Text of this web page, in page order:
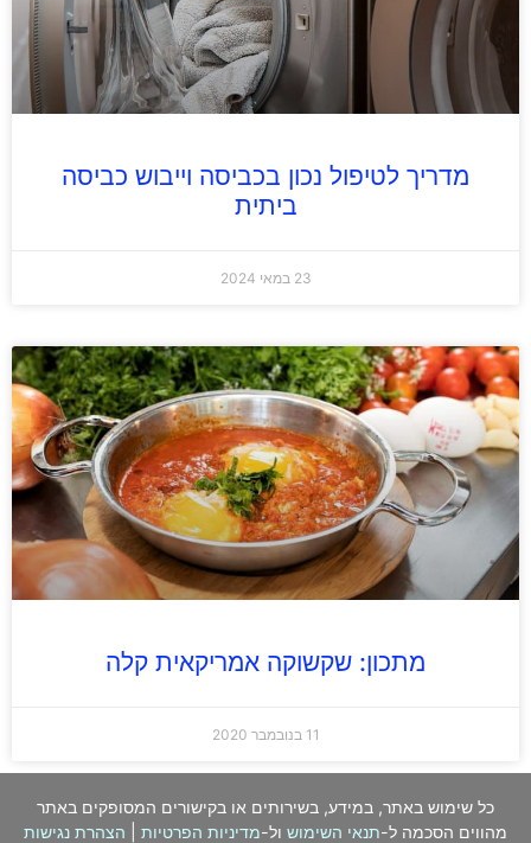
מדריך לטיפול נכון בכביסה וייבוש כביסה
ביתית
23 במאי 2024
מתכון: שקשוקה אמריקאית קלה
11 בנובמבר 2020
כל שימוש באתר, במידע, בשירותים או בקישורים המסופקים באתר
מהווים הסכמה ל-תנאי השימוש ול-מדיניות הפרטיות הצהרת נגישות